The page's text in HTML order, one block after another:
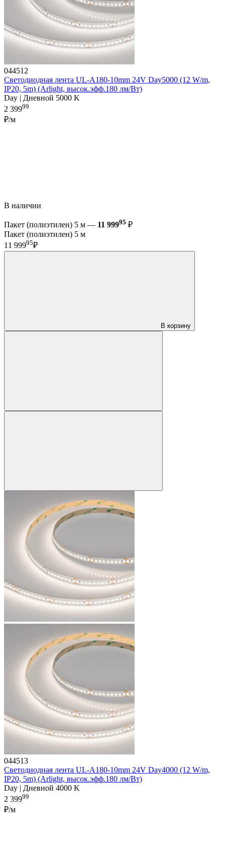
044512
Светодиодная лента UL-A180-10mm 24V Day5000 (12 W/m,
IP20, 5m) (Arlight, высок.эфф.180 лм/Вт)
Day | Дневной 5000 K
2 39999
₽/м
В наличии
Пакет (полиэтилен) 5 м — 11 99995 ₽
Пакет (полиэтилен) 5 м
11 99995₽
В корзину
044513
Светодиодная лента UL-A180-10mm 24V Day4000 (12 W/m,
IP20, 5m) (Arlight, высок.эфф.180 лм/Вт)
Day | Дневной 4000 K
2 39999
₽/м